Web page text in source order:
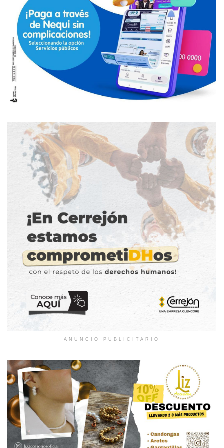
ANUNCIO PUBLICITARIO